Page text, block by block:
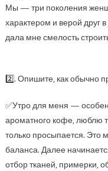
Мы — три поколения
характером и верой друг
дала мне смелость
2️⃣. Опишите, как обычно
✅Утро для меня —
ароматного кофе, люблю
только просыпается. Это
баланса. Далее
отбор тканей, примерки,